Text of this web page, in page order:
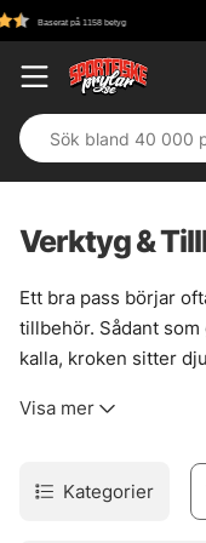
Verktyg &
Ett bra pass börjar
tillbehör. Sådant
kalla, kroken sitter
Här finns prylarna
hantering av både
krusiduller, utan om
Visa mer
Kategorier